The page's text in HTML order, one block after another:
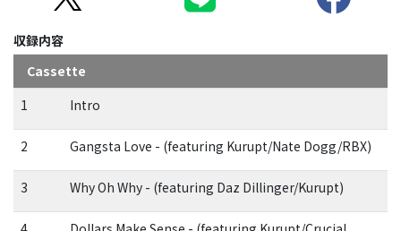
収録内容
Cassette
1
Intro
2 Gangsta Love - (featuring Kurupt/Nate Dogg/RBX)
3 Why Oh Why - (featuring Daz Dillinger/Kurupt)